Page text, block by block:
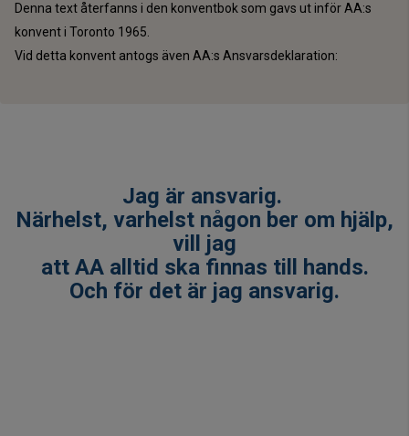
Denna text återfanns i den konventbok som gavs ut inför AA:s
konvent i Toronto 1965.
Vid detta konvent antogs även AA:s Ansvarsdeklaration:
Jag är ansvarig.
Närhelst, varhelst någon ber om hjälp,
vill jag
att AA alltid ska finnas till hands.
Och för det är jag ansvarig.